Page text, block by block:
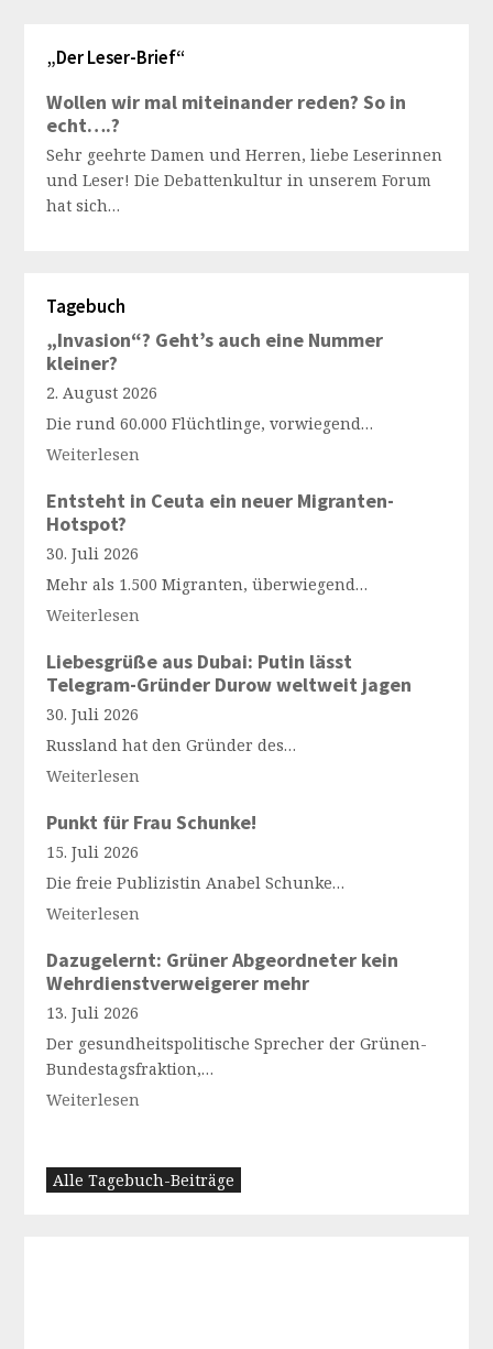
„Der Leser-Brief“
Wollen wir mal miteinander reden? So in
echt….?
Sehr geehrte Damen und Herren, liebe Leserinnen
und Leser! Die Debattenkultur in unserem Forum
hat sich…
Tagebuch
„Invasion“? Geht’s auch eine Nummer
kleiner?
2. August 2026
Die rund 60.000 Flüchtlinge, vorwiegend…
Weiterlesen
Entsteht in Ceuta ein neuer Migranten-
Hotspot?
30. Juli 2026
Mehr als 1.500 Migranten, überwiegend…
Weiterlesen
Liebesgrüße aus Dubai: Putin lässt
Telegram-Gründer Durow weltweit jagen
30. Juli 2026
Russland hat den Gründer des…
Weiterlesen
Punkt für Frau Schunke!
15. Juli 2026
Die freie Publizistin Anabel Schunke…
Weiterlesen
Dazugelernt: Grüner Abgeordneter kein
Wehrdienstverweigerer mehr
13. Juli 2026
Der gesundheitspolitische Sprecher der Grünen-
Bundestagsfraktion,…
Weiterlesen
Alle Tagebuch-Beiträge